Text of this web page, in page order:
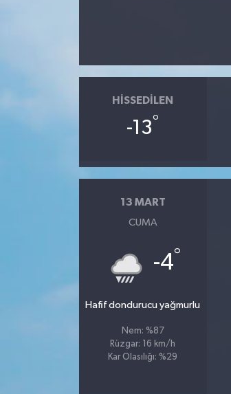
HISSEDILEN
-13°
13 MART
CUMA
-4°
Hafif dondurucu yağmurlu
Nem: %87
Rüzgar: 16 km/h
Kar Olasılığı: %29